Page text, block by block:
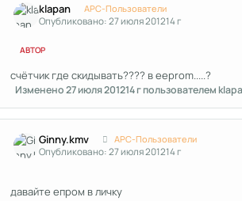
klapan APC-Пользователи
Опубликовано:27 июля 201214 г
АВТОР
счётчик где скидывать???? в eeprom.....?
Изменено27 июля 201214 гпользователем
Ginny.kmv APC-Пользователи
Опубликовано:27 июля 201214 г
давайте епром в личку